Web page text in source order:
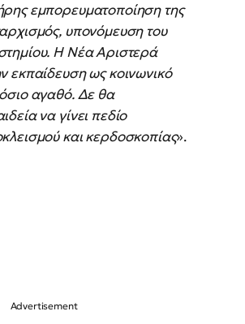
εμπορευματοποίηση της
υπονόμευση του
Η Νέα Αριστερά
εκπαίδευση ως κοινωνικό
αγαθό. Δε θα
να γίνει πεδίο
και κερδοσκοπίας».